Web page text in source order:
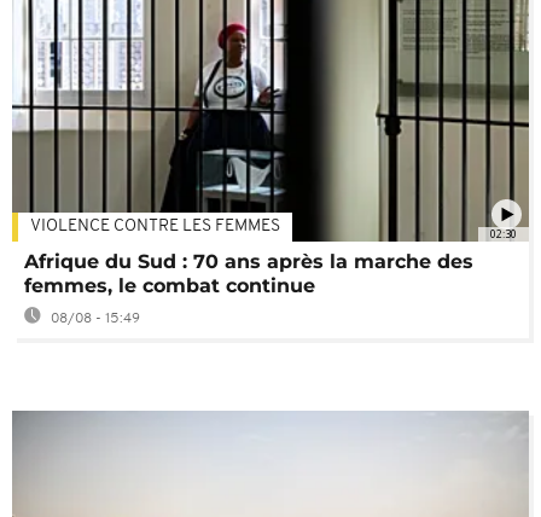
02:30
VIOLENCE CONTRE LES FEMMES
Afrique du Sud : 70 ans après la marche des
femmes, le combat continue
08/08 - 15:49